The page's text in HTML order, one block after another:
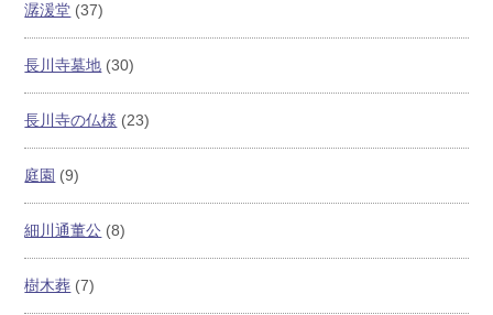
潺湲堂 (37)
長川寺墓地 (30)
長川寺の仏様 (23)
庭園 (9)
細川通董公 (8)
樹木葬 (7)